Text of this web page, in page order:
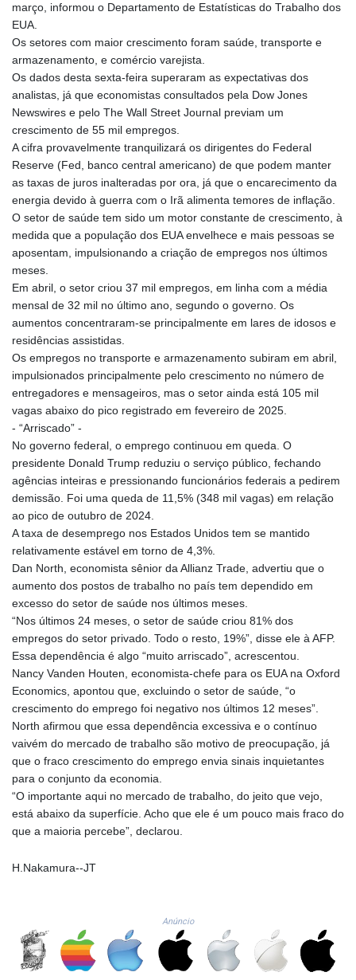
HKD 9.067746
HRK 7.536622
HUF 363.096405
IDR
20580.370421
IMP 0.8566
INR 110.076256
IQD
1509.981237
IRR
1590322.371805
ISK 142.598215
JMD 183.057725
JOD 0.819746
JPY 182.445186
KGS 101.104505
KHR
4681.941823
KMF 492.514185
1627.712241
KWD 0.356853
KYD 0.960588
KZT 540.233287
26025.676609
103223.017367
LKR 386.635196
LSL 18.726567
LTL 3.413768
LVL 0.699335
LYD 7.331909
MAD 10.743067
MDL 20.044751
MGA
4918.938878
MKD 61.524236
2427.596601
MNT 4159.0218
MXN 19.811945
MYR 4.728715
MZN 73.882892
março, informou o Departamento de Estatísticas do Trabalho dos
EUA.
Os setores com maior crescimento foram saúde, transporte e
armazenamento, e comércio varejista.
Os dados desta sexta-feira superaram as expectativas dos
analistas, já que economistas consultados pela Dow Jones
Newswires e pelo The Wall Street Journal previam um
crescimento de 55 mil empregos.
A cifra provavelmente tranquilizará os dirigentes do Federal
Reserve (Fed, banco central americano) de que podem manter
as taxas de juros inalteradas por ora, já que o encarecimento da
energia devido à guerra com o Irã alimenta temores de inflação.
O setor de saúde tem sido um motor constante de crescimento, à
medida que a população dos EUA envelhece e mais pessoas se
aposentam, impulsionando a criação de empregos nos últimos
meses.
Em abril, o setor criou 37 mil empregos, em linha com a média
mensal de 32 mil no último ano, segundo o governo. Os
aumentos concentraram-se principalmente em lares de idosos e
residências assistidas.
Os empregos no transporte e armazenamento subiram em abril,
impulsionados principalmente pelo crescimento no número de
entregadores e mensageiros, mas o setor ainda está 105 mil
vagas abaixo do pico registrado em fevereiro de 2025.
- “Arriscado” -
No governo federal, o emprego continuou em queda. O
presidente Donald Trump reduziu o serviço público, fechando
agências inteiras e pressionando funcionários federais a pedirem
demissão. Foi uma queda de 11,5% (348 mil vagas) em relação
ao pico de outubro de 2024.
A taxa de desemprego nos Estados Unidos tem se mantido
relativamente estável em torno de 4,3%.
Dan North, economista sênior da Allianz Trade, advertiu que o
aumento dos postos de trabalho no país tem dependido em
excesso do setor de saúde nos últimos meses.
“Nos últimos 24 meses, o setor de saúde criou 81% dos
empregos do setor privado. Todo o resto, 19%”, disse ele à AFP.
Essa dependência é algo “muito arriscado”, acrescentou.
Nancy Vanden Houten, economista-chefe para os EUA na Oxford
Economics, apontou que, excluindo o setor de saúde, “o
crescimento do emprego foi negativo nos últimos 12 meses”.
North afirmou que essa dependência excessiva e o contínuo
vaivém do mercado de trabalho são motivo de preocupação, já
que o fraco crescimento do emprego envia sinais inquietantes
para o conjunto da economia.
“O importante aqui no mercado de trabalho, do jeito que vejo,
está abaixo da superfície. Acho que ele é um pouco mais fraco do
que a maioria percebe”, declarou.
H.Nakamura--JT
Anúncio